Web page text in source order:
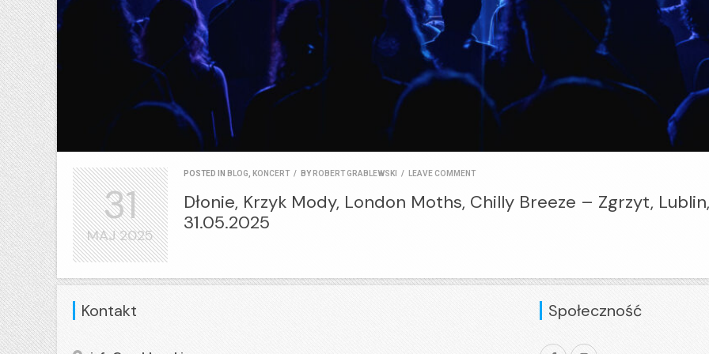
POSTED IN BLOG KONCERT / BY ROBERT GRABLEWSKI / LEAVE COMMENT
Dłonie, Krzyk Mody, London Moths, Chilly Breeze – Zgrzyt, Lublin,
31.05.2025
31
MAJ2025
Kontakt Społeczność